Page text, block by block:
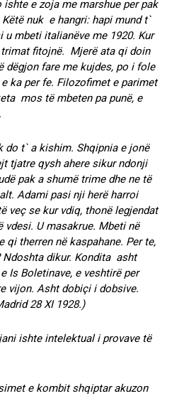
e zoja me marshue per pak
nuk e hangri: hapi mund t`
mbeti italianëve me 1920. Kur
fitojnë. Mjerë ata qi doin
dëgjon fare me kujdes, po i fole
ka per fe. Filozofimet e parimet
mos të mbeten pa punë, e
do t` a kishim. Shqipnia e jonë
tjatre qysh ahere sikur ndonji
pak a shumë trime dhe ne të
Adami pasi nji herë harroi
veç se kur vdiq, thonë legjendat
vdesi. U masakrue. Mbeti në
qi therren në kaspahane. Per te,
Ndoshta dikur. Kondita asht
Is Boletinave, e veshtirë per
vijon. Asht dobiçi i dobsive.
28 XI 1928.)
i provave të
e kombit shqiptar akuzon